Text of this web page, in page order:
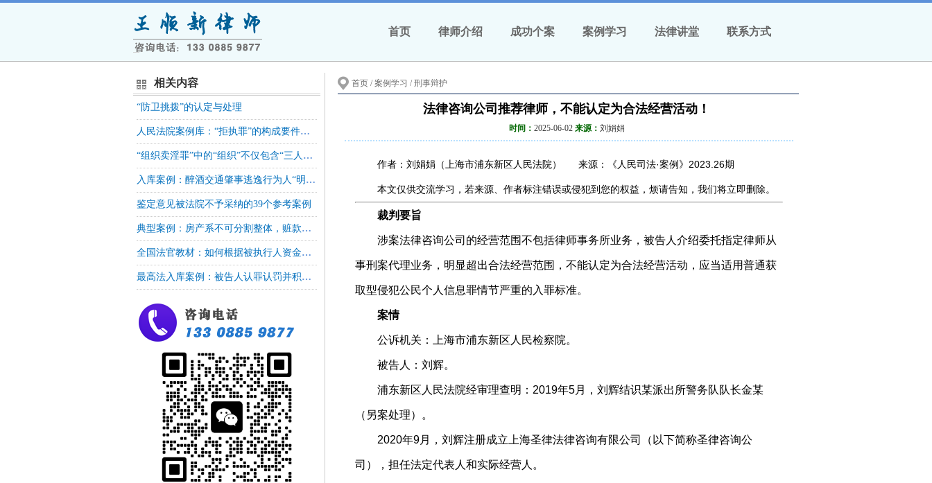
联系方式
法律讲堂
案例学习
成功个案
律师介绍
首页
相关内容
“防卫挑拨”的认定与处理
人民法院案例库：“拒执罪”的构成要件中“情节严重”的认定标准
“组织卖淫罪”中的“组织”不仅包含“三人以上”，还包含卖淫女和卖淫活动存在空间上的稳定性和时间上的重合性 刑事法库 2026年7月26日 18:07 云南
入库案例：醉酒交通肇事逃逸行为人“明知发生交通事故”的认定
鉴定意见被法院不予采纳的39个参考案例
典型案例：房产系不可分割整体，赃款对应的份额在执行中不能单独区分，以合法财产购买的份额可在法院对房产处置的后续执行程序中依法主张
全国法官教材：如何根据被执行人资金流水认定为拒执罪“有能力执行而拒不执行”
最高法入库案例：被告人认罪认罚并积极赔偿，被害方赔偿请求明显不合理、未能达成调解或和解协议的，不影响从宽处理
首页 / 案例学习 /刑事辩护
法律咨询公司推荐律师，不能认定为合法经营活动！
时间： 2025-06-02 来源： 刘娟娟
作者：刘娟娟（上海市浦东新区人民法院） 来源：《人民司法·案例》2023.26期
本文仅供交流学习，若来源、作者标注错误或侵犯到您的权益，烦请告知，我们将立即删除。
裁判要旨
涉案法律咨询公司的经营范围不包括律师事务所业务，被告人介绍委托指定律师从
事刑案代理业务，明显超出合法经营范围，不能认定为合法经营活动，应当适用普通获
取型侵犯公民个人信息罪情节严重的入罪标准。
案情
公诉机关：上海市浦东新区人民检察院。
被告人：刘辉。
浦东新区人民法院经审理查明：2019年5月，刘辉结识某派出所警务队队长金某
（另案处理）。
2020年9月，刘辉注册成立上海圣律法律咨询有限公司（以下简称圣律咨询公
司），担任法定代表人和实际经营人。